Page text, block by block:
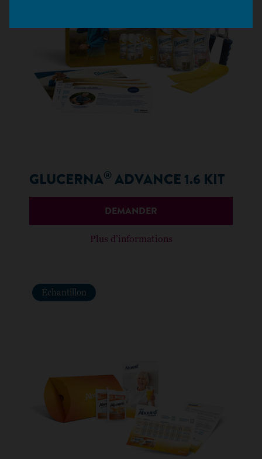
GLUCERNA® ADVANCE 1.6 KIT
DEMANDER
Plus d’informations
Échantillon